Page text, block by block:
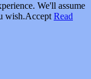
We'll assume
wish.Accept Read